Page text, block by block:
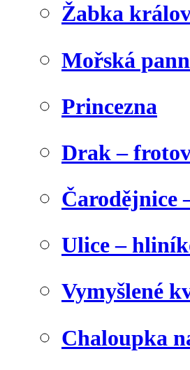
Žabka
Mořská
Princezna
Drak –
Čarodějnice
Ulice –
Vymyšlené
Chaloupka